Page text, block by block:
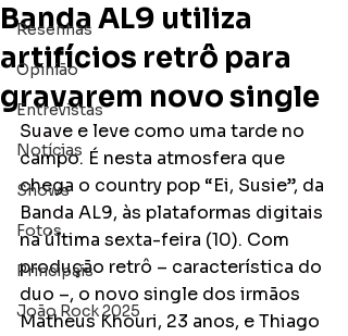
Resenhas
Opinião
Entrevistas
Notícias
Shows
Fotos
Principais
João Rock 2025
Banda AL9 utiliza
artifícios retrô para
gravarem novo single
Suave e leve como uma tarde no
campo. É nesta atmosfera que
chega o country pop “Ei, Susie”, da
Banda AL9, às plataformas digitais
na última sexta-feira (10). Com
produção retrô – característica do
duo –, o novo single dos irmãos
Matheus Khouri, 23 anos, e Thiago